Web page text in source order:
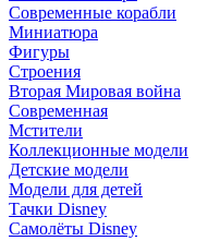
Современные корабли
Миниатюра
Фигуры
Строения
Вторая Мировая война
Современная
Мстители
Коллекционные модели
Детские модели
Модели для детей
Тачки Disney
Самолёты Disney